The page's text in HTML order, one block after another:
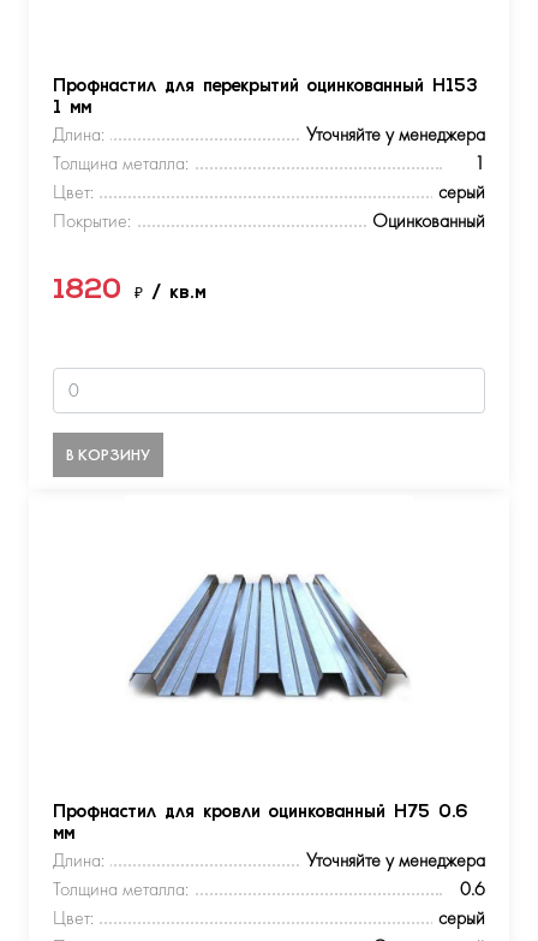
Профнастил для перекрытий оцинкованный Н153
1 мм
Длина:
Уточняйте у менеджера
Толщина металла:
1
Цвет:
серый
Покрытие:
Оцинкованный
1820 ₽ / кв.м
В КОРЗИНУ
Профнастил для кровли оцинкованный Н75 0.6
мм
Длина:
Уточняйте у менеджера
Толщина металла:
0.6
Цвет:
серый